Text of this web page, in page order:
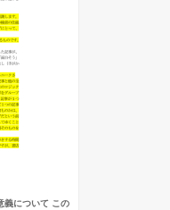
義について この